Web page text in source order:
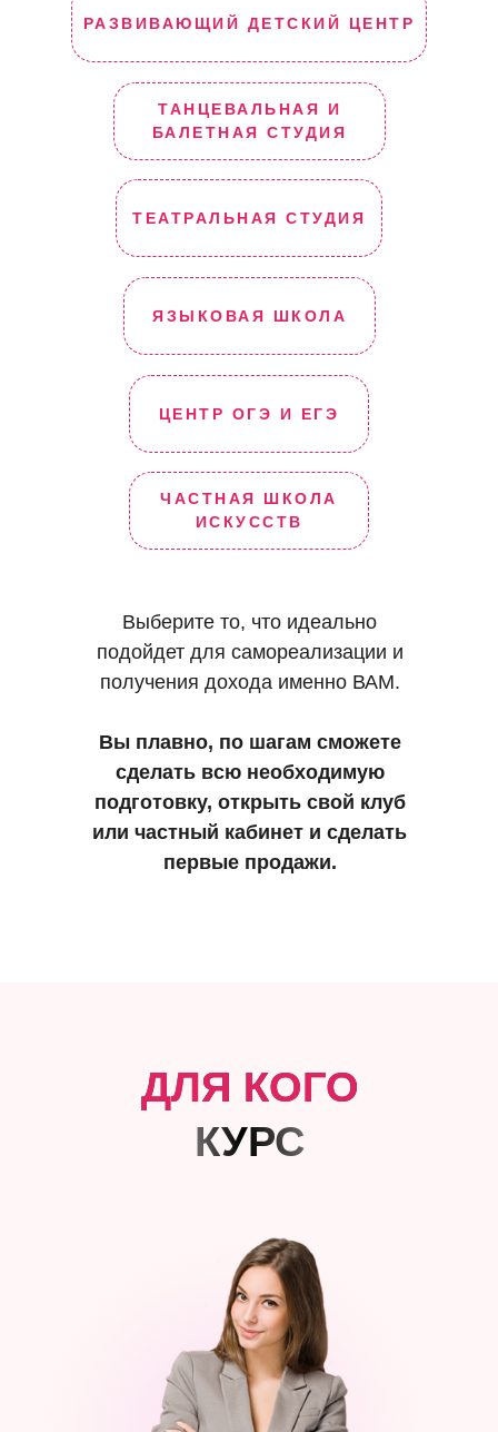
ТЕАТРАЛЬНАЯ СТУДИЯ
РАЗВИВАЮЩИЙ ДЕТСКИЙ ЦЕНТР
ЯЗЫКОВАЯ ШКОЛА
ЧАСТНАЯ ШКОЛА
ИСКУССТВ
ТАНЦЕВАЛЬНАЯ И
БАЛЕТНАЯ СТУДИЯ
ЦЕНТР ОГЭ И ЕГЭ
Выберите то, что идеально
подойдет для самореализации и
получения дохода именно ВАМ.
Вы плавно, по шагам сможете
сделать всю необходимую
подготовку, открыть свой клуб
или частный кабинет и сделать
первые продажи.
ДЛЯ КОГО
КУРС